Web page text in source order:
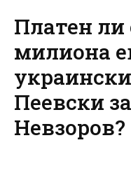
Платен ли
милиона
Пеевски
Невзоров?